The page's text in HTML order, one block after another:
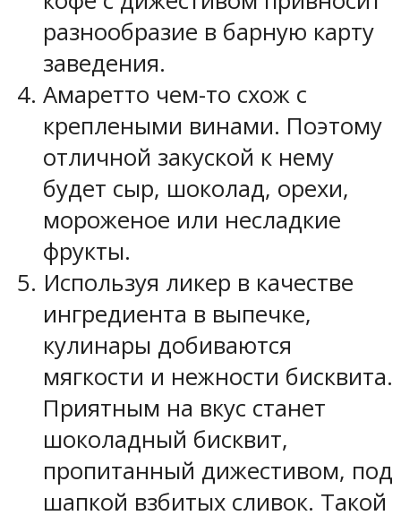
разнообразие в барную карту
заведения.
Амаретто чем-то схож с
креплеными винами. Поэтому
отличной закуской к нему
будет сыр, шоколад, орехи,
мороженое или несладкие
фрукты.
Используя ликер в качестве
ингредиента в выпечке,
кулинары добиваются
мягкости и нежности бисквита.
Приятным на вкус станет
шоколадный бисквит,
пропитанный дижестивом, под
шапкой взбитых сливок. Такой